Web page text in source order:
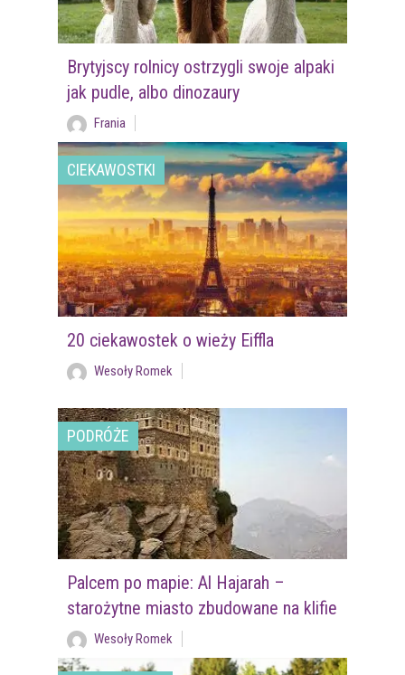
Brytyjscy rolnicy ostrzygli swoje alpaki
jak pudle, albo dinozaury
Frania
CIEKAWOSTKI
20 ciekawostek o wieży Eiffla
Wesoły Romek
PODRÓŻE
Palcem po mapie: Al Hajarah –
starożytne miasto zbudowane na klifie
Wesoły Romek